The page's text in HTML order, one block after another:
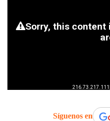
Síguenos en